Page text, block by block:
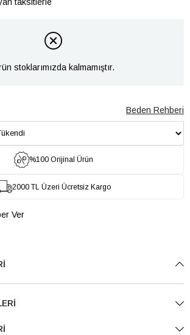
stoklarımızda kalmamıştır.
Beden Rehberi
%100 Orijinal Ürün
2000 TL Üzeri Ücretsiz Kargo
Ver